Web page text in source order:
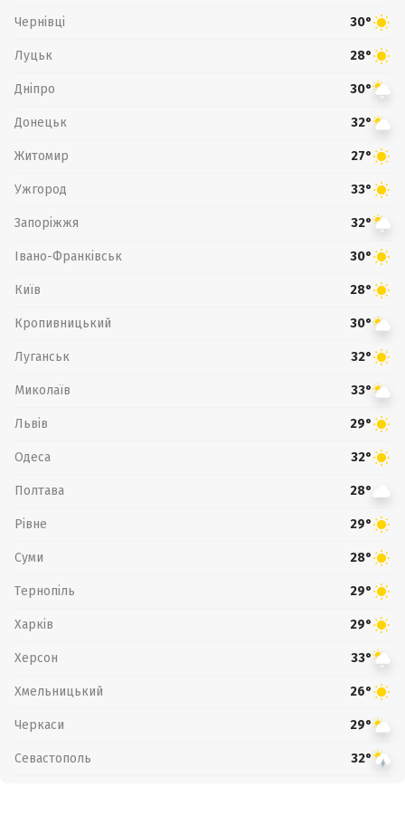
Чернівці 30°
Луцьк 28°
Дніпро 30°
Донецьк 32°
Житомир 27°
Ужгород 33°
Запоріжжя 32°
Івано-Франківськ 30°
Київ 28°
Кропивницький 30°
Луганськ 32°
Миколаїв 33°
Львів 29°
Одеса 32°
Полтава 28°
Рівне 29°
Суми 28°
Тернопіль 29°
Харків 29°
Херсон 33°
Хмельницький 26°
Черкаси 29°
Севастополь 32°